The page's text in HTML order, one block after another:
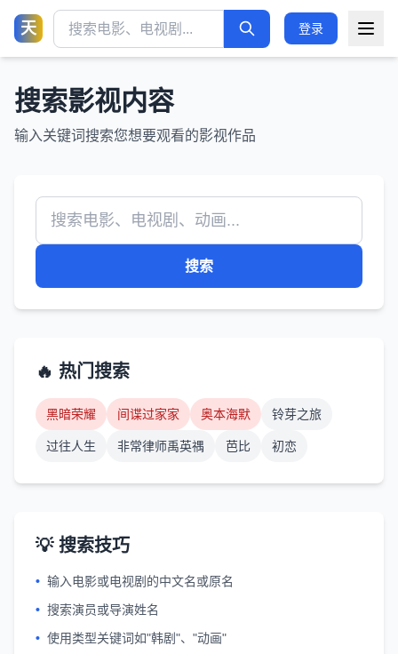
天 登录
搜索影视内容
输入关键词搜索您想要观看的影视作品
搜索
🔥 热门搜索
黑暗荣耀 间谍过家家 奥本海默 铃芽之旅
过往人生 非常律师禹英禑 芭比 初恋
💡 搜索技巧
• 输入电影或电视剧的中文名或原名
• 搜索演员或导演姓名
• 使用类型关键词如"韩剧"、"动画"